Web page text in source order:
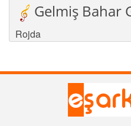
Gelmiş Bahar
Rojda